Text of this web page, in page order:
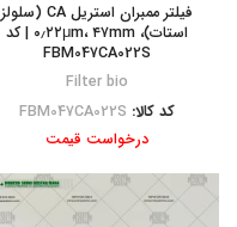
فیلتر ممبران استریل CA (سلولز
استات)، ۰٫۲۲μm، ۴۷mm | کد
FBM047CA022S
Filter bio
کد کالا: FBM047CA022S
درخواست قیمت